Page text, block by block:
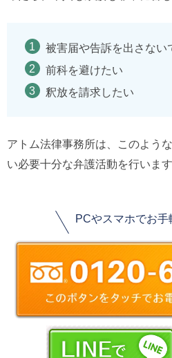
被害届や告訴を出さない
前科を避けたい
釈放を請求したい
アトム法律事務所は、このよう
い必要十分な弁護活動を行います
PCやスマホでお手